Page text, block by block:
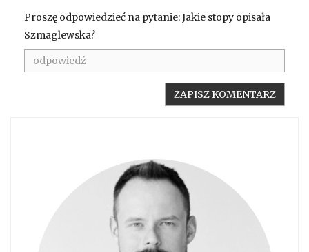
Proszę odpowiedzieć na pytanie: Jakie stopy opisała
Szmaglewska?